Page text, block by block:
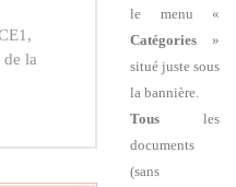
,
de la
le menu «
Catégories »
situé juste sous
la bannière.
Tous les
documents
(sans